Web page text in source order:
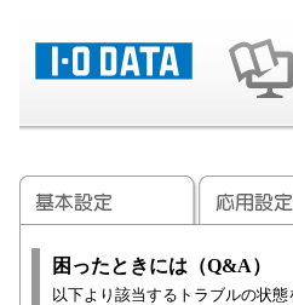
困ったときには（Q&A）
以下より該当するトラブルの状態